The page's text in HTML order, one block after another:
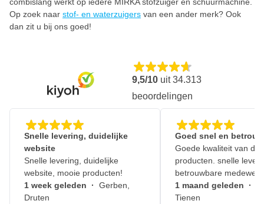
Op zoek naar stof- en waterzuigers van een ander merk? Ook
dan zit u bij ons goed!
9,5/10 uit34.313
beoordelingen
Snelle levering, duidelijke
website
Snelle levering, duidelijke
website, mooie producten!
1 week geleden · Gerben,
Druten
Goed snel en
Goede kwaliteit van de
producten. snelle
betrouwbare
1 maand geleden ·
Tienen